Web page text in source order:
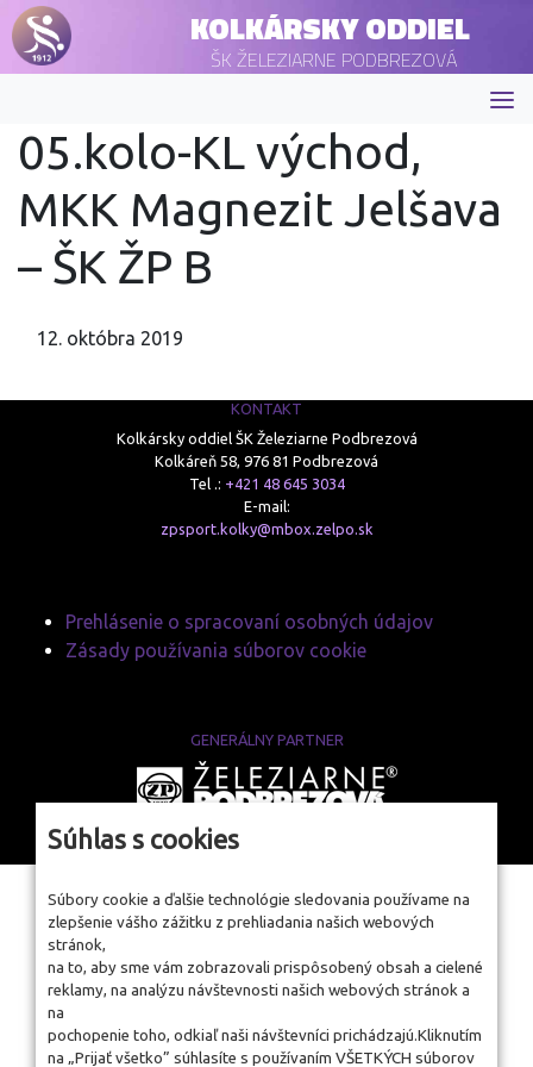
KOLKÁRSKY ODDIEL
ŠK ŽELEZIARNE PODBREZOVÁ
05.kolo-KL východ,
MKK Magnezit Jelšava
– ŠK ŽP B
12. októbra 2019
KONTAKT
Kolkársky oddiel ŠK Železiarne Podbrezová
Kolkáreň 58, 976 81 Podbrezová
Tel .: +421 48 645 3034
E-mail:
zpsport.kolky@mbox.zelpo.sk
Prehlásenie o spracovaní osobných údajov
Zásady používania súborov cookie
GENERÁLNY PARTNER
www.zelpo.sk
Súhlas s cookies
Súbory cookie a ďalšie technológie sledovania používame na
zlepšenie vášho zážitku z prehliadania našich webových
stránok,
na to, aby sme vám zobrazovali prispôsobený obsah a cielené
reklamy, na analýzu návštevnosti našich webových stránok a
na
pochopenie toho, odkiaľ naši návštevníci prichádzajú.Kliknutím
na „Prijať všetko” súhlasíte s používaním VŠETKÝCH súborov